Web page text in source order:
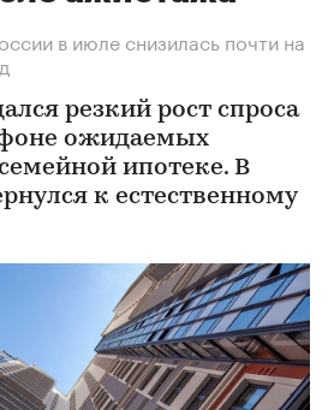
в июле снизилась почти на
резкий рост спроса
ожидаемых
ипотеке. В
к естественному